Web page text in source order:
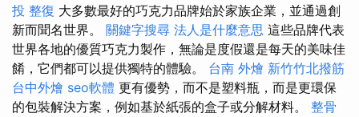
投 整復 大多數最好的巧克力品牌始於家族企業，並通過創
新而聞名世界。 關鍵字搜尋 法人是什麼意思 這些品牌代表
世界各地的優質巧克力製作，無論是度假還是每天的美味佳
餚，它們都可以提供獨特的體驗。 台南 外燴 新竹竹北撥筋
台中外燴 seo軟體 更有優勢，而不是塑料瓶，而是更環保
的包裝解決方案，例如基於紙張的盒子或分解材料。 整骨